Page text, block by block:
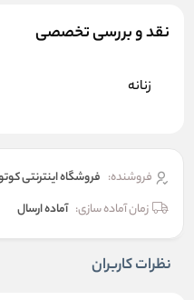
نقد و بررسی تخصصی
زنانه
فروشنده: فروشگاه اینترنتی
زمان آماده سازی: آماده ارسال
نظرات کاربران